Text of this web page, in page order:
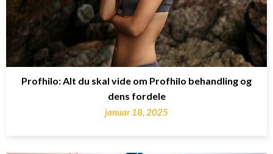
Profhilo: Alt du skal vide om Profhilo behandling og
dens fordele
januar 18, 2025